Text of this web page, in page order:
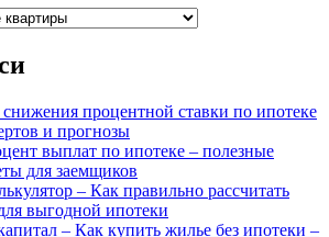
процентной ставки по ипотеке
и прогнозы
выплат по ипотеке – полезные
для заемщиков
– Как правильно рассчитать
выгодной ипотеки
– Как купить жилье без ипотеки –